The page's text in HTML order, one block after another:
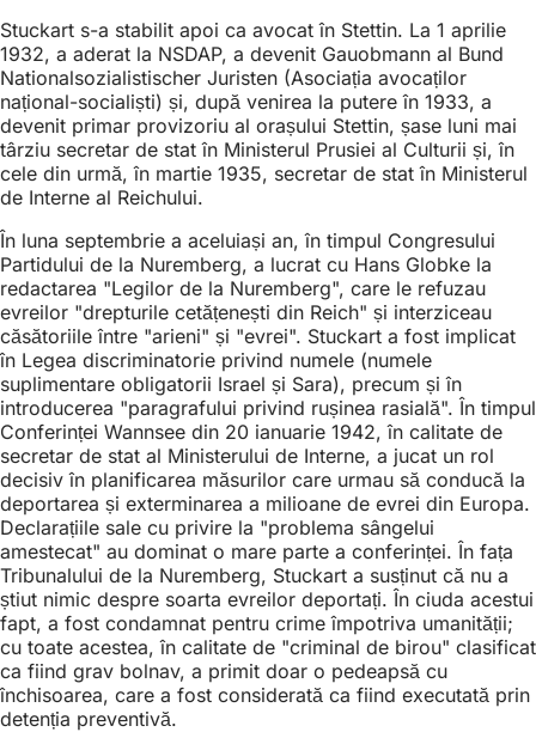
Stuckart s-a stabilit apoi ca avocat în Stettin. La 1 aprilie
1932, a aderat la NSDAP, a devenit Gauobmann al Bund
Nationalsozialistischer Juristen (Asociația avocaților
național-socialiști) și, după venirea la putere în 1933, a
devenit primar provizoriu al orașului Stettin, șase luni mai
târziu secretar de stat în Ministerul Prusiei al Culturii și, în
cele din urmă, în martie 1935, secretar de stat în Ministerul
de Interne al Reichului.
În luna septembrie a aceluiași an, în timpul Congresului
Partidului de la Nuremberg, a lucrat cu Hans Globke la
redactarea "Legilor de la Nuremberg", care le refuzau
evreilor "drepturile cetățenești din Reich" și interziceau
căsătoriile între "arieni" și "evrei". Stuckart a fost implicat
în Legea discriminatorie privind numele (numele
suplimentare obligatorii Israel și Sara), precum și în
introducerea "paragrafului privind rușinea rasială". În timpul
Conferinței Wannsee din 20 ianuarie 1942, în calitate de
secretar de stat al Ministerului de Interne, a jucat un rol
decisiv în planificarea măsurilor care urmau să conducă la
deportarea și exterminarea a milioane de evrei din Europa.
Declarațiile sale cu privire la "problema sângelui
amestecat" au dominat o mare parte a conferinței. În fața
Tribunalului de la Nuremberg, Stuckart a susținut că nu a
știut nimic despre soarta evreilor deportați. În ciuda acestui
fapt, a fost condamnat pentru crime împotriva umanității;
cu toate acestea, în calitate de "criminal de birou" clasificat
ca fiind grav bolnav, a primit doar o pedeapsă cu
închisoarea, care a fost considerată ca fiind executată prin
detenția preventivă.